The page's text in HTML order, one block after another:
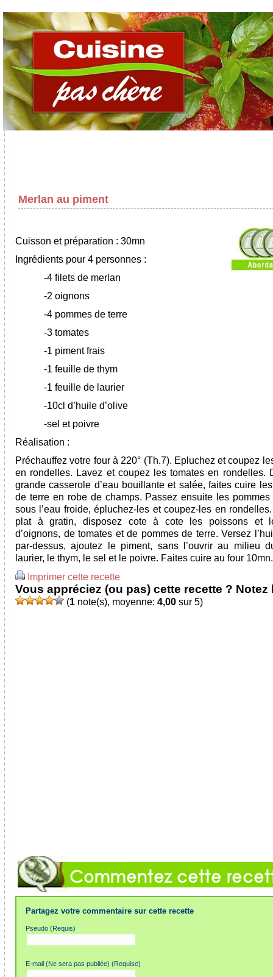
Merlan au piment
Cuisson et préparation : 30mn
Ingrédients pour 4 personnes :
-4 filets de merlan
-2 oignons
-4 pommes de terre
-3 tomates
-1 piment frais
-1 feuille de thym
-1 feuille de laurier
-10cl d’huile d’olive
-sel et poivre
Réalisation :
Préchauffez votre four à 220° (Th.7). Epluchez et coupez
en rondelles. Lavez et coupez les tomates en rondelles.
grande casserole d’eau bouillante et salée, faites cuire
de terre en robe de champs. Passez ensuite les pommes
sous l’eau froide, épluchez-les et coupez-les en
plat à gratin, disposez cote à cote les poissons et
d’oignons, de tomates et de pommes de terre. Versez
par-dessus, ajoutez le piment, sans l’ouvrir au milieu
laurier, le thym, le sel et le poivre. Faites cuire au four 10mn.
Imprimer cette recette
Vous appréciez (ou pas) cette recette ? Notez
(1 note(s), moyenne: 4,00 sur 5)
Partagez votre commentaire sur cette recette
Pseudo (Requis)
E-mail (Ne sera pas publiée) (Requise)